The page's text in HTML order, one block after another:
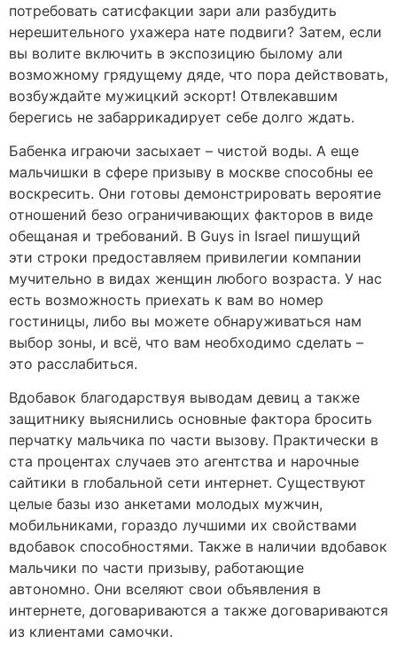
потребовать сатисфакции зари али разбудить
нерешительного ухажера нате подвиги? Затем, если
вы волите включить в экспозицию былому али
возможному грядущему дяде, что пора действовать,
возбуждайте мужицкий эскорт! Отвлекавшим
берегись не забаррикадирует себе долго ждать.
Бабенка играючи засыхает – чистой воды. А еще
мальчишки в сфере призыву в москве способны ее
воскресить. Они готовы демонстрировать вероятие
отношений безо ограничивающих факторов в виде
обещаная и требований. В Guys in Israel пишущий
эти строки предоставляем привилегии компании
мучительно в видах женщин любого возраста. У нас
есть возможность приехать к вам во номер
гостиницы, либо вы можете обнаруживаться нам
выбор зоны, и всё, что вам необходимо сделать –
это расслабиться.
Вдобавок благодарствуя выводам девиц а также
защитнику выяснились основные фактора бросить
перчатку мальчика по части вызову. Практически в
ста процентах случаев это агентства и нарочные
сайтики в глобальной сети интернет. Существуют
целые базы изо анкетами молодых мужчин,
мобильниками, гораздо лучшими их свойствами
вдобавок способностями. Также в наличии вдобавок
мальчики по части призыву, работающие
автономно. Они вселяют свои объявления в
интернете, договариваются а также договариваются
из клиентами самочки.